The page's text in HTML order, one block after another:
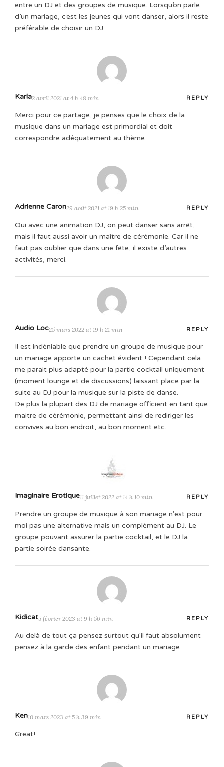
entre un DJ et des groupes de musique. Lorsqu’on parle
d’un mariage, c’est les jeunes qui vont danser, alors il reste
préférable de choisir un DJ.
Karla2 avril 2021 at 4 h 48 min REPLY
Merci pour ce partage, je penses que le choix de la
musique dans un mariage est primordial et doit
correspondre adéquatement au thème
Adrienne Caron29 août 2021 at 19 h 25 min REPLY
Oui avec une animation DJ, on peut danser sans arrêt,
mais il faut aussi avoir un maître de cérémonie. Car il ne
faut pas oublier que dans une fête, il existe d’autres
activités, merci.
Audio Loc25 mars 2022 at 19 h 21 min REPLY
Il est indéniable que prendre un groupe de musique pour
un mariage apporte un cachet évident ! Cependant cela
me parait plus adapté pour la partie cocktail uniquement
(moment lounge et de discussions) laissant place par la
suite au DJ pour la musique sur la piste de danse.
De plus la plupart des DJ de mariage officient en tant que
maitre de cérémonie, permettant ainsi de rediriger les
convives au bon endroit, au bon moment etc.
Imaginaire Erotique11 juillet 2022 at 14 h 10 min REPLY
Prendre un groupe de musique à son mariage n'est pour
moi pas une alternative mais un complément au DJ. Le
groupe pouvant assurer la partie cocktail, et le DJ la
partie soirée dansante.
Kidicat5 février 2023 at 9 h 56 min REPLY
Au delà de tout ça pensez surtout qu'il faut absolument
pensez à la garde des enfant pendant un mariage
Ken10 mars 2023 at 5 h 39 min REPLY
Great!